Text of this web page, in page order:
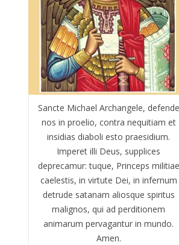
Sancte Michael Archangele, defende
nos in proelio, contra nequitiam et
insidias diaboli esto praesidium.
Imperet illi Deus, supplices
deprecamur: tuque, Princeps militiae
caelestis, in virtute Dei, in infernum
detrude satanam aliosque spiritus
malignos, qui ad perditionem
animarum pervagantur in mundo.
Amen.